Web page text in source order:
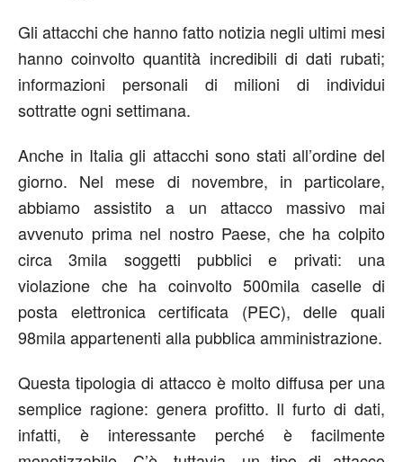
Gli attacchi che hanno fatto notizia negli ultimi mesi
hanno coinvolto quantità incredibili di dati rubati;
informazioni personali di milioni di individui
sottratte ogni settimana.
Anche in Italia gli attacchi sono stati all’ordine del
giorno. Nel mese di novembre, in particolare,
abbiamo assistito a un attacco massivo mai
avvenuto prima nel nostro Paese, che ha colpito
circa 3mila soggetti pubblici e privati: una
violazione che ha coinvolto 500mila caselle di
posta elettronica certificata (PEC), delle quali
98mila appartenenti alla pubblica amministrazione.
Questa tipologia di attacco è molto diffusa per una
semplice ragione: genera profitto. Il furto di dati,
infatti, è interessante perché è facilmente